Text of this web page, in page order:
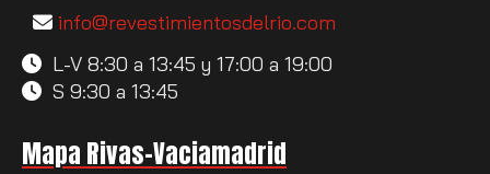
info
revestimientosdelrio.com
L-V 8:30 a 13:45 y 17:00 a 19:00
S 9:30 a 13:45
Mapa Rivas-Vaciamadrid